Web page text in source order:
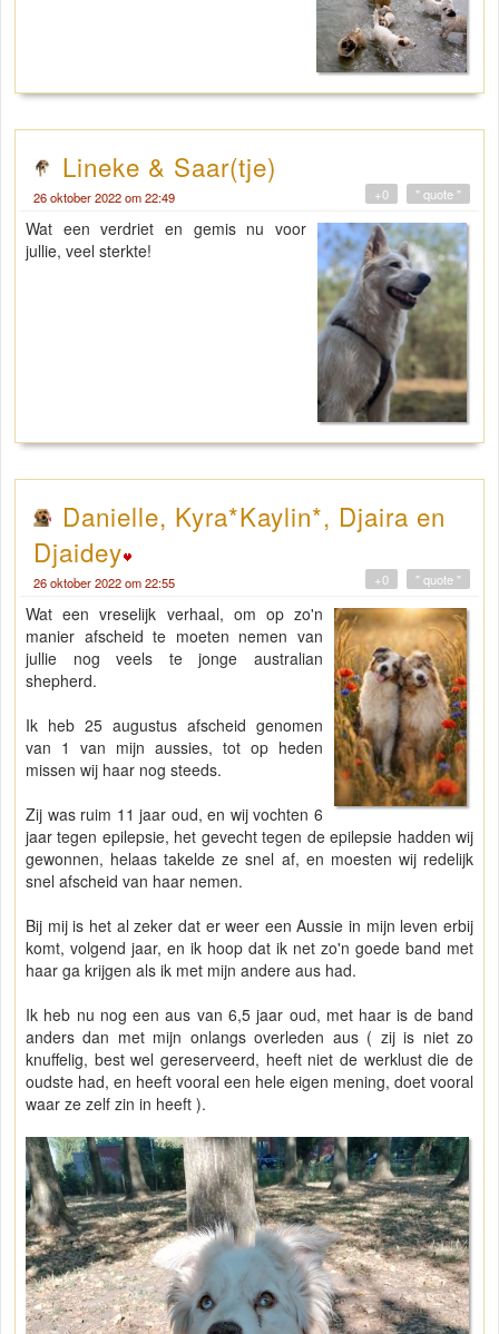
Lineke & Saar(tje)
26 oktober 2022 om 22:49 " quote "
+0
Wat een verdriet en gemis nu voor
jullie, veel sterkte!
Danielle, Kyra*Kaylin*, Djaira en
Djaidey
26 oktober 2022 om 22:55 " quote "
+0
Wat een vreselijk verhaal, om op zo'n
manier afscheid te moeten nemen van
jullie nog veels te jonge australian
shepherd.
Ik heb 25 augustus afscheid genomen
van 1 van mijn aussies, tot op heden
missen wij haar nog steeds.
Zij was ruim 11 jaar oud, en wij vochten 6
jaar tegen epilepsie, het gevecht tegen de epilepsie hadden wij
gewonnen, helaas takelde ze snel af, en moesten wij redelijk
snel afscheid van haar nemen.
Bij mij is het al zeker dat er weer een Aussie in mijn leven erbij
komt, volgend jaar, en ik hoop dat ik net zo'n goede band met
haar ga krijgen als ik met mijn andere aus had.
Ik heb nu nog een aus van 6,5 jaar oud, met haar is de band
anders dan met mijn onlangs overleden aus ( zij is niet zo
knuffelig, best wel gereserveerd, heeft niet de werklust die de
oudste had, en heeft vooral een hele eigen mening, doet vooral
waar ze zelf zin in heeft ).